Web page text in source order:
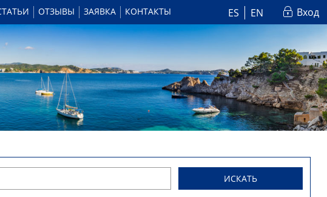
ОТЗЫВЫ ЗАЯВКА КОНТАКТЫ ES EN Вход
ИСКАТЬ